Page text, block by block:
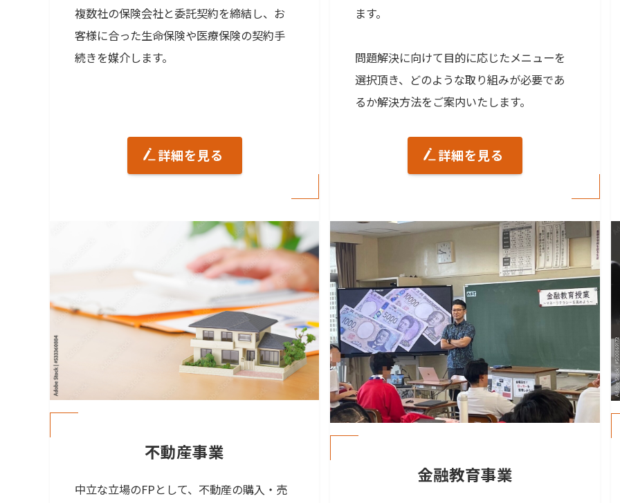
複数社の保険会社と委託契約を締結し、お
客様に合った生命保険や医療保険の契約手
続きを媒介します。
詳細を見る
ます。
問題解決に向けて目的に応じたメニューを
選択頂き、どのような取り組みが必要であ
るか解決方法をご案内いたします。
詳細を見る
不動産事業
中立な立場のFPとして、不動産の購入・売
金融教育事業